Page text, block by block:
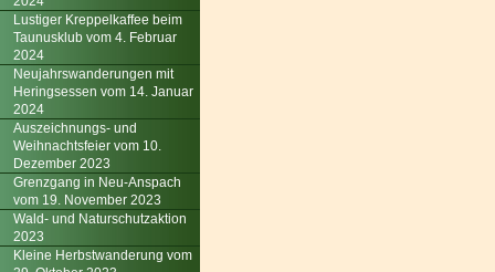
Lustiger Kreppelkaffee beim
Taunusklub vom 4. Februar
2024
Neujahrswanderungen mit
Heringsessen vom 14. Januar
2024
Auszeichnungs- und
Weihnachtsfeier vom 10.
Dezember 2023
Grenzgang in Neu-Anspach
vom 19. November 2023
Wald- und Naturschutzaktion
2023
Kleine Herbstwanderung vom